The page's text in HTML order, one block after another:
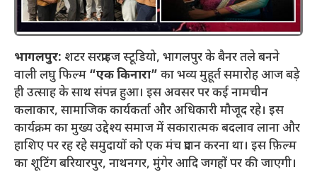
भागलपुर: शटर सरप्राइज स्टूडियो, भागलपुर के बैनर तले बनने
वाली लघु फिल्म “एक किनारा” का भव्य मुहूर्त समारोह आज बड़े
ही उत्साह के साथ संपन्न हुआ। इस अवसर पर कई नामचीन
कलाकार, सामाजिक कार्यकर्ता और अधिकारी मौजूद रहे। इस
कार्यक्रम का मुख्य उद्देश्य समाज में सकारात्मक बदलाव लाना और
हाशिए पर रह रहे समुदायों को एक मंच प्रदान करना था। इस फ़िल्म
का शूटिंग बरियारपुर, नाथनगर, मुंगेर आदि जगहों पर की जाएगी।